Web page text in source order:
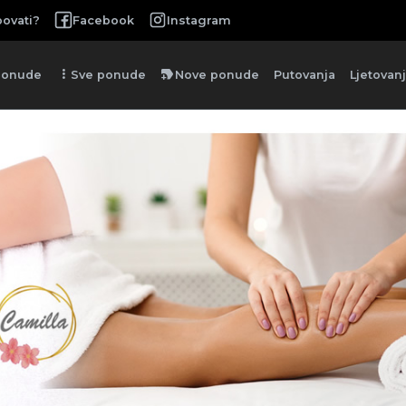
Facebook Instagram
more_vert Sve ponude new_label Nove ponude Putovanja